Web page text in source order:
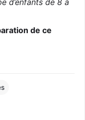
de ce